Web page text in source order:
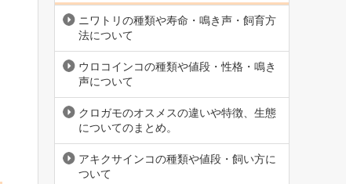
ニワトリの種類や寿命・鳴き声・飼育方
法について
ウロコインコの種類や値段・性格・鳴き
声について
クロガモのオスメスの違いや特徴、生態
についてのまとめ。
アキクサインコの種類や値段・飼い方に
ついて